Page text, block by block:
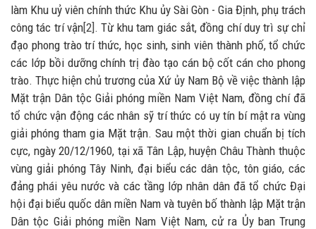
làm Khu uỷ viên chính thức Khu ủy Sài Gòn - Gia Định, phụ trách
công tác trí vận[2] . Từ khu tam giác sắt, đồng chí duy trì sự chỉ
đạo phong trào trí thức, học sinh, sinh viên thành phố, tổ chức
các lớp bồi dưỡng chính trị đào tạo cán bộ cốt cán cho phong
trào. Thực hiện chủ trương của Xứ ủy Nam Bộ về việc thành lập
Mặt trận Dân tộc Giải phóng miền Nam Việt Nam, đồng chí đã
tổ chức vận động các nhân sỹ trí thức có uy tín bí mật ra vùng
giải phóng tham gia Mặt trận. Sau một thời gian chuẩn bị tích
cực, ngày 20/12/1960, tại xã Tân Lập, huyện Châu Thành thuộc
vùng giải phóng Tây Ninh, đại biểu các dân tộc, tôn giáo, các
đảng phái yêu nước và các tầng lớp nhân dân đã tổ chức Đại
hội đại biểu quốc dân miền Nam và tuyên bố thành lập Mặt trận
Dân tộc Giải phóng miền Nam Việt Nam, cử ra Ủy ban Trung